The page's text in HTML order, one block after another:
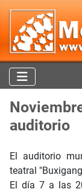
auditorio
El auditorio
teatral
El día 7 a las